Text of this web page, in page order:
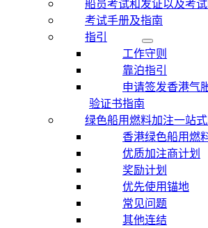
船员考试和发证以及考
考试手册及指南
指引
工作守则
靠泊指引
申请签发香港气
验证书指南
绿色船用燃料加注一站
香港绿色船用燃
优质加注商计划
奖励计划
优先使用锚地
常见问题
其他连结